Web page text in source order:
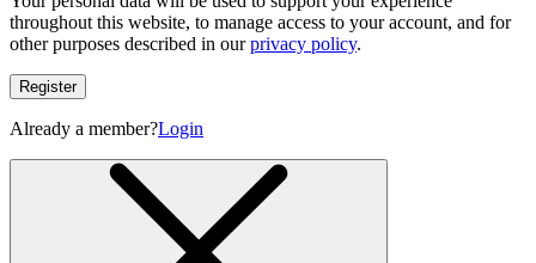
throughout this website, to manage access to your account, and for
other purposes described in ourprivacy policy.
Register
Already a member?Login